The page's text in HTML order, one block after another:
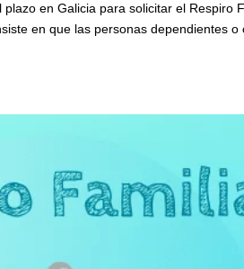
en Galicia para solicitar el Respiro
en que las personas dependientes